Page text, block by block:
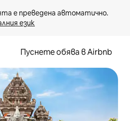
език
Пуснете обява в Airbnb